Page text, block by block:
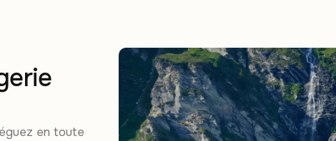
en toute